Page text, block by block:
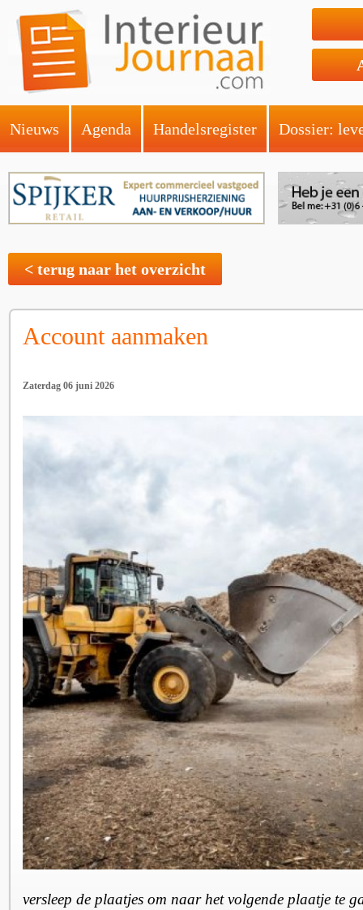
Nieuws Agenda Handelsregister Dossier:
< terug naar het overzicht
Account aanmaken
Zaterdag 06 juni 2026
versleep de plaatjes om naar het volgende plaatje te